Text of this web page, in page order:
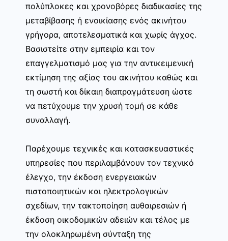
πολύπλοκες και χρονοβόρες διαδικασίες της
μεταβίβασης ή ενοικίασης ενός ακινήτου
γρήγορα, αποτελεσματικά και χωρίς άγχος.
Βασιστείτε στην εμπειρία και τον
επαγγελματισμό μας για την αντικειμενική
εκτίμηση της αξίας του ακινήτου καθώς και
τη σωστή και δίκαιη διαπραγμάτευση ώστε
να πετύχουμε την χρυσή τομή σε κάθε
συναλλαγή.
Παρέχουμε τεχνικές και κατασκευαστικές
υπηρεσίες που περιλαμβάνουν τον τεχνικό
έλεγχο, την έκδοση ενεργειακών
πιστοποιητικών και ηλεκτρολογικών
σχεδίων, την τακτοποίηση αυθαιρεσιών ή
έκδοση οικοδομικών αδειών και τέλος με
την ολοκληρωμένη σύνταξη της